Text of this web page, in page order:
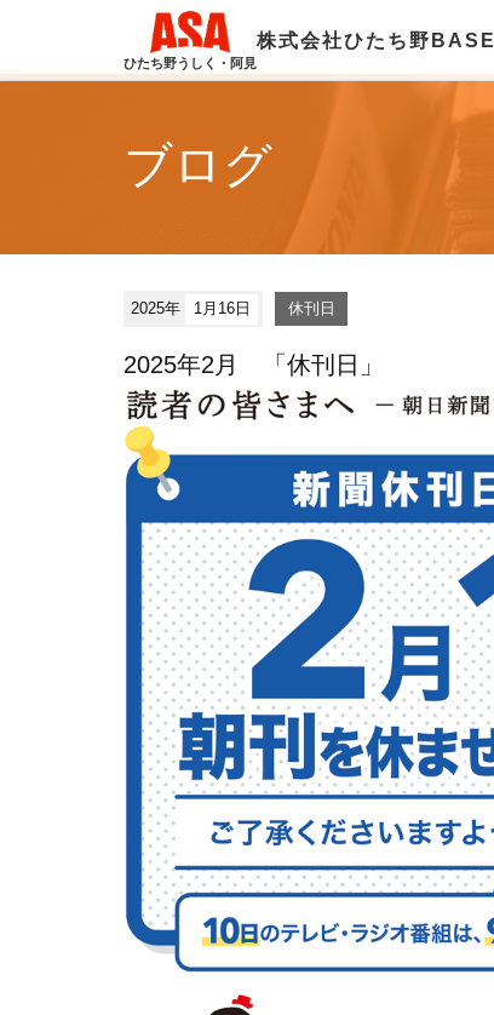
ひたち野うしく・阿見
株式会社ひたち野BASE
ブログ
2025年 1月16日 休刊日
2025年2月 「休刊日」